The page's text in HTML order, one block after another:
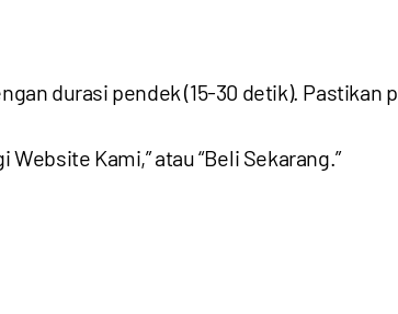
durasi pendek (15-30 detik). Pastikan
Kami,” atau “Beli Sekarang.”